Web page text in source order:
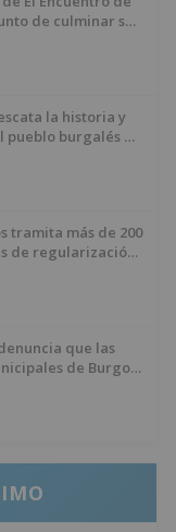
de culminar su
la historia y
burgalés de
tramita más de 200
de regularización
denuncia que las
de Burgos